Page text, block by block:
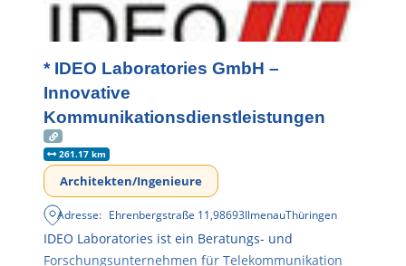
* IDEO Laboratories GmbH –
Innovative
Kommunikationsdienstleistungen
261.17 km
Architekten/Ingenieure
Adresse: Ehrenbergstraße 11,98693IlmenauThüringen
IDEO Laboratories ist ein Beratungs- und
Forschungsunternehmen für Telekommunikation